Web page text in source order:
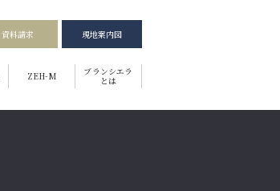
資料請求 現地案内図
ZEH-M
ブランシエラ
とは